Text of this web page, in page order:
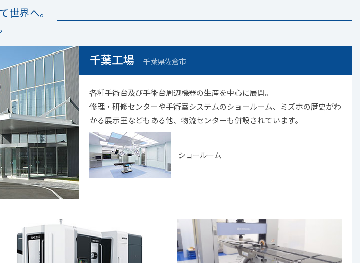
世界へ。
千葉工場 千葉県佐倉市
各種手術台及び手術台周辺機器の生産を中心に展開。
修理・研修センターや手術室システムのショールーム、ミズホの歴史がわ
かる展示室などもある他、物流センターも併設されています。
ショールーム